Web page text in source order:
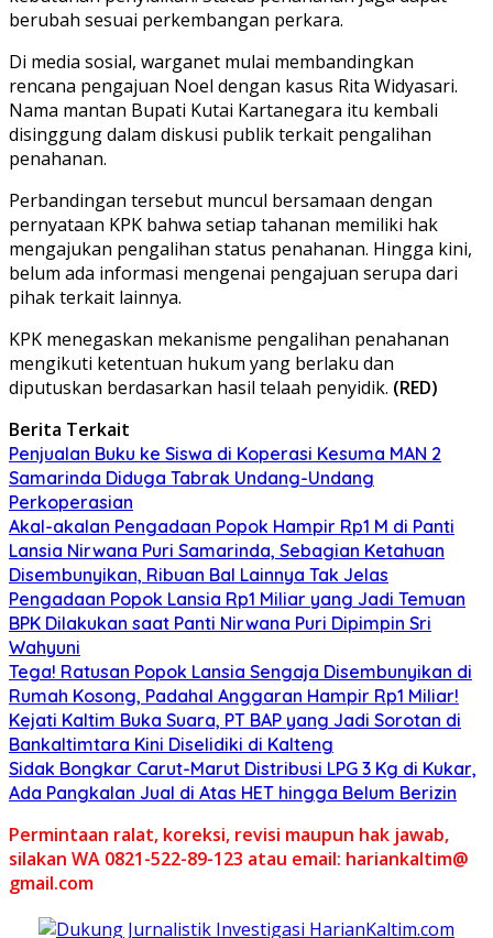
berubah sesuai perkembangan perkara.
Di media sosial, warganet mulai membandingkan
rencana pengajuan Noel dengan kasus Rita Widyasari.
Nama mantan Bupati Kutai Kartanegara itu kembali
disinggung dalam diskusi publik terkait pengalihan
penahanan.
Perbandingan tersebut muncul bersamaan dengan
pernyataan KPK bahwa setiap tahanan memiliki hak
mengajukan pengalihan status penahanan. Hingga kini,
belum ada informasi mengenai pengajuan serupa dari
pihak terkait lainnya.
KPK menegaskan mekanisme pengalihan penahanan
mengikuti ketentuan hukum yang berlaku dan
diputuskan berdasarkan hasil telaah penyidik. (RED)
Berita Terkait
Penjualan Buku ke Siswa di Koperasi Kesuma MAN 2
Samarinda Diduga Tabrak Undang-Undang
Perkoperasian
Akal-akalan Pengadaan Popok Hampir Rp1 M di Panti
Lansia Nirwana Puri Samarinda, Sebagian Ketahuan
Disembunyikan, Ribuan Bal Lainnya Tak Jelas
Pengadaan Popok Lansia Rp1 Miliar yang Jadi Temuan
BPK Dilakukan saat Panti Nirwana Puri Dipimpin Sri
Wahyuni
Tega! Ratusan Popok Lansia Sengaja Disembunyikan di
Rumah Kosong, Padahal Anggaran Hampir Rp1 Miliar!
Kejati Kaltim Buka Suara, PT BAP yang Jadi Sorotan di
Bankaltimtara Kini Diselidiki di Kalteng
Sidak Bongkar Carut-Marut Distribusi LPG 3 Kg di Kukar,
Ada Pangkalan Jual di Atas HET hingga Belum Berizin
Permintaan ralat, koreksi, revisi maupun hak jawab,
silakan WA 0821-522-89-123 atau email: hariankaltim@
gmail.com